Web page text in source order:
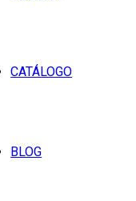
CATÁLOGO
BLOG